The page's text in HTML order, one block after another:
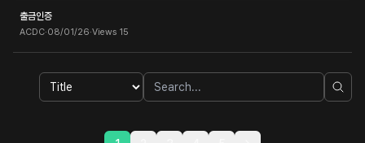
출금인증
ACDC·08/01/26·Views 15